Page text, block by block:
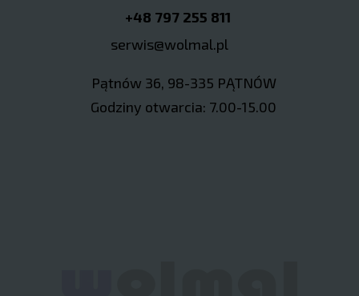
Pątnów 36, 98-335 PĄTNÓW
Godziny otwarcia: 7.00-15.00
+48 797 255 811
serwis@wolmal.pl